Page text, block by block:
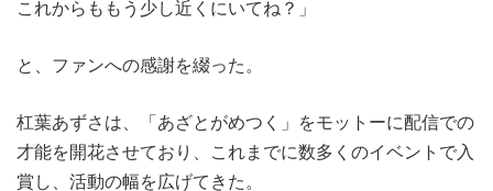
これからももう少し近くにいてね？」
と、ファンへの感謝を綴った。
杠葉あずさは、「あざとがめつく」をモットーに配信での
才能を開花させており、これまでに数多くのイベントで入
賞し、活動の幅を広げてきた。